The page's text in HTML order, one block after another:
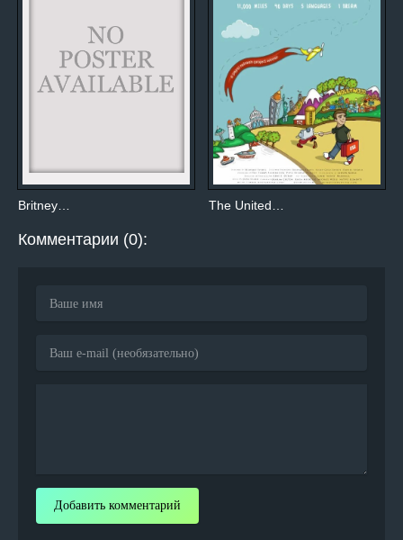
Britney… The United…
Комментарии (0):
Добавить комментарий